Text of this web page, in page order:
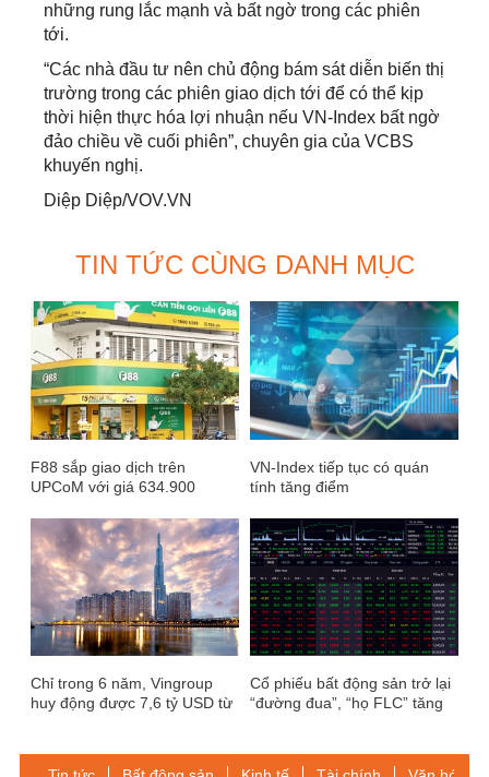
những rung lắc mạnh và bất ngờ trong các phiên
tới.
“Các nhà đầu tư nên chủ động bám sát diễn biến thị
trường trong các phiên giao dịch tới để có thể kịp
thời hiện thực hóa lợi nhuận nếu VN-Index bất ngờ
đảo chiều về cuối phiên”, chuyên gia của VCBS
khuyến nghị.
Diệp Diệp/VOV.VN
TIN TỨC CÙNG DANH MỤC
F88 sắp giao dịch trên
UPCoM với giá 634.900
VN-Index tiếp tục có quán
tính tăng điểm
Chỉ trong 6 năm, Vingroup
huy động được 7,6 tỷ USD từ
Cổ phiếu bất động sản trở lại
“đường đua”, “họ FLC” tăng